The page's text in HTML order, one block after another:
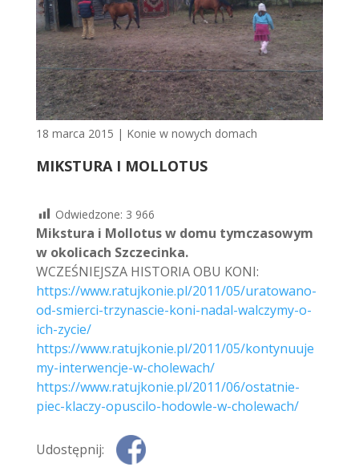
18 marca 2015 | Konie w nowych domach
MIKSTURA I MOLLOTUS
Odwiedzone: 3 966
Mikstura i Mollotus w domu tymczasowym
w okolicach Szczecinka.
WCZEŚNIEJSZA HISTORIA OBU KONI:
https://www.ratujkonie.pl/2011/05/uratowano-
od-smierci-trzynascie-koni-nadal-walczymy-o-
ich-zycie/
https://www.ratujkonie.pl/2011/05/kontynuuje
my-interwencje-w-cholewach/
https://www.ratujkonie.pl/2011/06/ostatnie-
piec-klaczy-opuscilo-hodowle-w-cholewach/
Udostępnij: